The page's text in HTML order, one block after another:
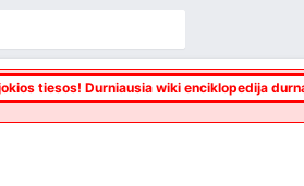
tiesos! Durniausia wiki enciklopedija